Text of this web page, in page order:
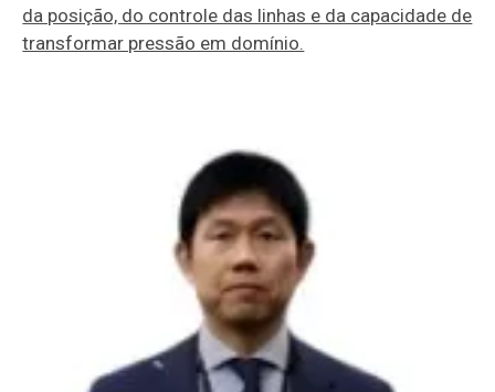
da posição, do controle das linhas e da capacidade de
transformar pressão em domínio.